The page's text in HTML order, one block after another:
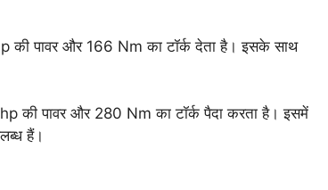
की पावर और 166 Nm का टॉर्क देता है। इसके साथ
की पावर और 280 Nm का टॉर्क पैदा करता है। इसमें
हैं।